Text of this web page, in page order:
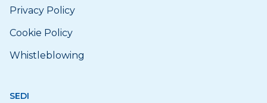
Privacy Policy
Cookie Policy
Whistleblowing
SEDI